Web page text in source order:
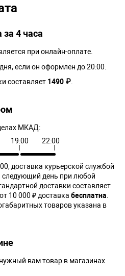
4 часа
при онлайн-оплате.
если он оформлен до 20:00.
составляет 1490 ₽
МКАД:
19:00 22:00
доставка курьерской службой
следующий день при любой
доставки составляет
10 000 ₽ доставка бесплатна
товаров указана в
вам товар в магазинах